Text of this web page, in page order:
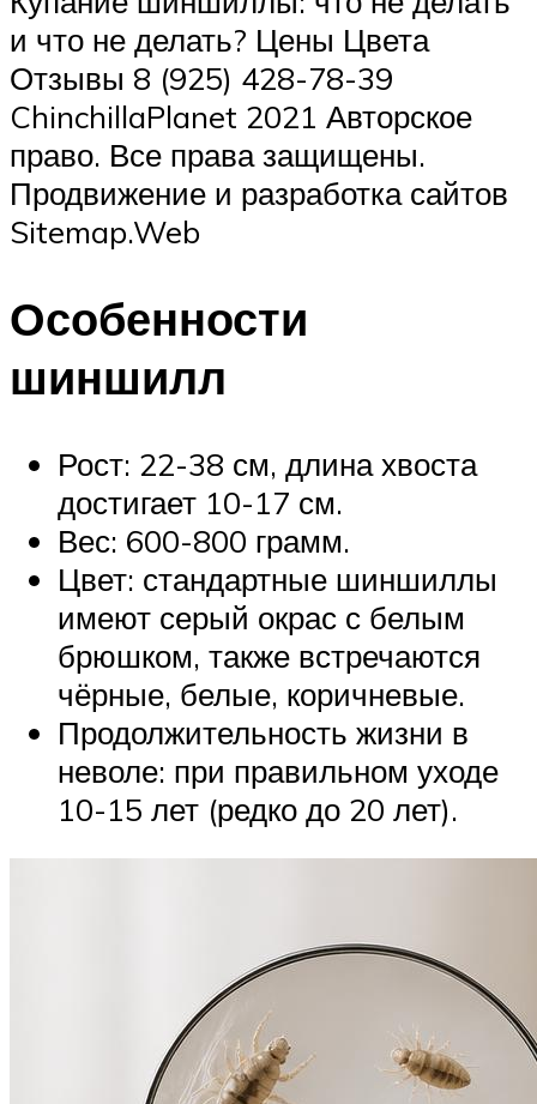
и что не делать? Цены Цвета
Отзывы 8 (925) 428-78-39
ChinchillaPlanet 2021 Авторское
право. Все права защищены.
Продвижение и разработка сайтов
Sitemap.Web
Особенности
шиншилл
Рост: 22-38 см, длина хвоста
достигает 10-17 см.
Вес: 600-800 грамм.
Цвет: стандартные шиншиллы
имеют серый окрас с белым
брюшком, также встречаются
чёрные, белые, коричневые.
Продолжительность жизни в
неволе: при правильном уходе
10-15 лет (редко до 20 лет).